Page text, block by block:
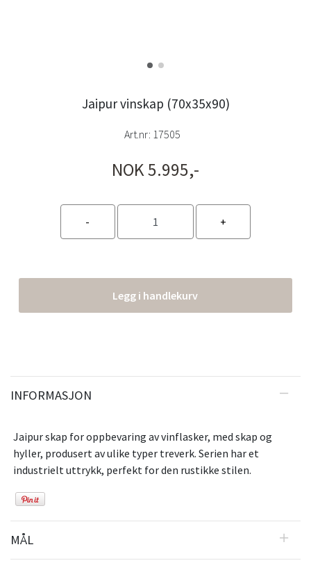
Jaipur vinskap (70x35x90)
Art.nr: 17505
NOK 5.995,-
Legg i handlekurv
INFORMASJON
Jaipur skap for oppbevaring av vinflasker, med skap og
hyller, produsert av ulike typer treverk. Serien har et
industrielt uttrykk, perfekt for den rustikke stilen.
MÅL